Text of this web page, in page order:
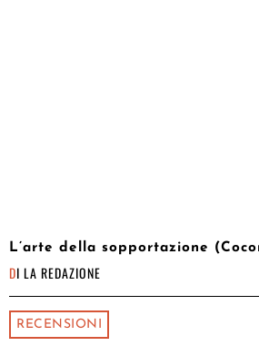
L’arte della sopportazione
DI LA REDAZIONE
RECENSIONI